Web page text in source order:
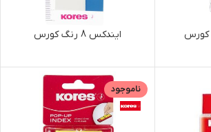
ایندکس 8 رنگ کورس
ناموجود